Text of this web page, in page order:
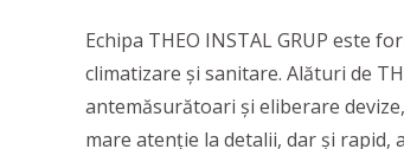
Echipa THEO INSTAL GRUP este
climatizare și sanitare. Alături de
antemăsurătoari și eliberare
mare atenție la detalii, dar și rapid,